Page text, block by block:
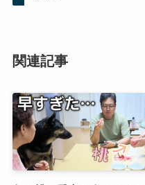
関連記事